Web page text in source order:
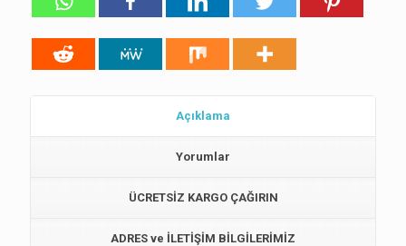
Açıklama
Yorumlar
ÜCRETSİZ KARGO ÇAĞIRIN
ADRES ve İLETİŞİM BİLGİLERİMİZ